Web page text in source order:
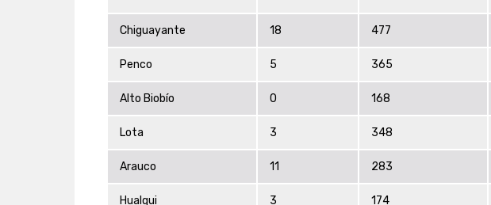
Chiguayante 18 477
Penco 5 365
Alto Biobío 0 168
Lota 3 348
Arauco 11 283
Hualqui 3 174